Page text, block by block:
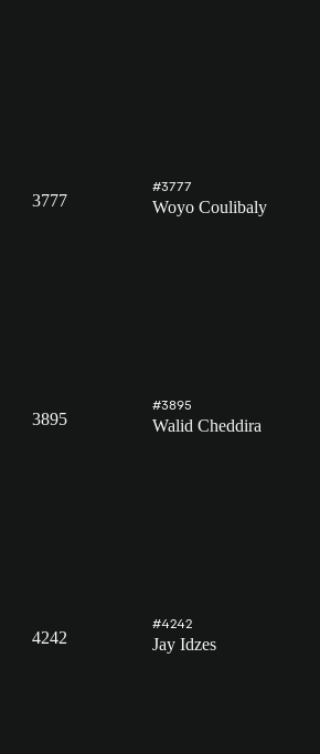
3777
#3777
Woyo Coulibaly
3895
#3895
Walid Cheddira
4242
#4242
Jay Idzes